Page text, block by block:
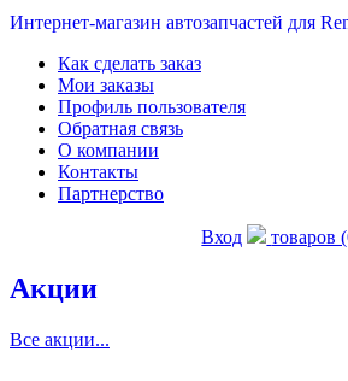
Интернет-магазин автозапчастей для
Как сделать заказ
Мои заказы
Профиль пользователя
Обратная связь
О компании
Контакты
Партнерство
Вход товаров
Акции
Все акции...